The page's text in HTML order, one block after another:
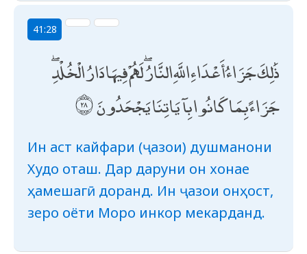
41:28
ذَٰلِكَ جَزَاءُ أَعْدَاءِ اللَّهِ النَّارُ ۖ لَهُمْ فِيهَا دَارُ الْخُلْدِ ۖ
جَزَاءً بِمَا كَانُوا بِآيَاتِنَا يَجْحَدُونَ
Ин аст кайфари (ҷазои) душманони
Худо оташ. Дар даруни он хонае
ҳамешагӣ доранд. Ин ҷазои онҳост,
зеро оёти Моро инкор мекарданд.